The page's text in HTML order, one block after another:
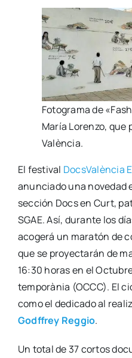
Foto­gra­ma de
María Loren­zo,
Va­lèn­cia.
El fes­ti­val Docs­Va­lèn­cia
anun­cia­do una nove­dad
sec­ción Docs en Curt,
SGAE. Así, duran­te los
aco­ge­rá un mara­tón de
que se pro­yec­ta­rán de
16:30 horas en el
tem­po­rà­nia (OCCC). El
como el dedi­ca­do al
Godf­frey Reg­gio.
Un total de 37 cor­tos